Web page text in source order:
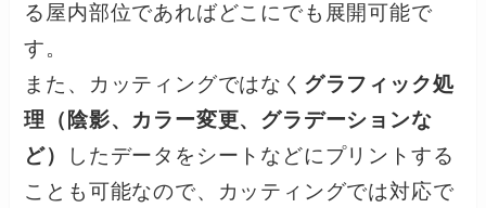
る屋内部位であればどこにでも展開可能で
す。
また、カッティングではなく グラフィック処
理（陰影、カラー変更、グラデーションな
ど）
したデータをシートなどにプリントする
ことも可能なので、カッティングでは対応で